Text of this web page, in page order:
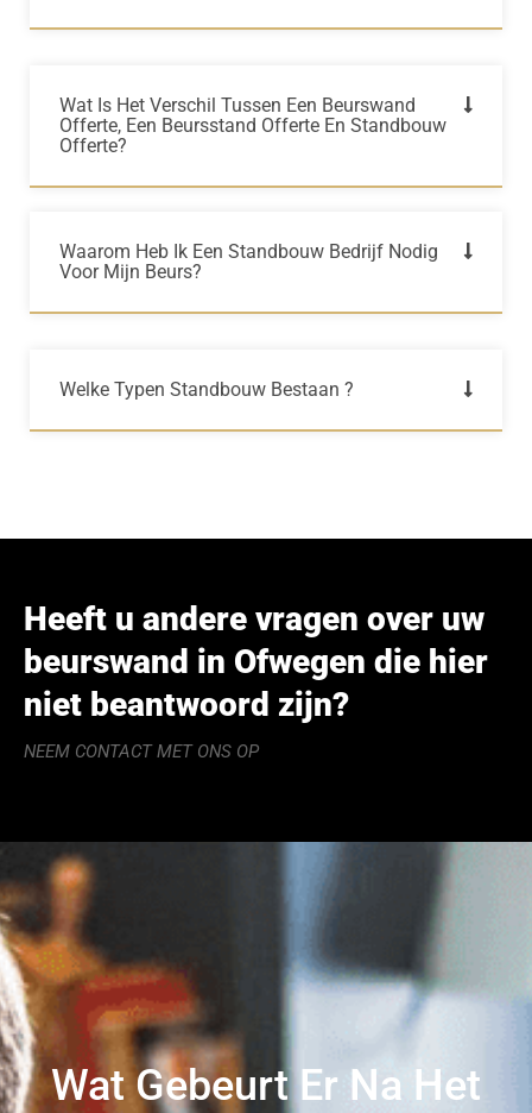
Wat Is Het Verschil Tussen Een Beurswand
Offerte, Een Beursstand Offerte En Standbouw
Offerte?
Waarom Heb Ik Een Standbouw Bedrijf Nodig
Voor Mijn Beurs?
Welke Typen Standbouw Bestaan ?
Heeft u andere vragen over uw
beurswand in Ofwegen die hier
niet beantwoord zijn?
NEEM CONTACT MET ONS OP
Wat Gebeurt Er Na Het